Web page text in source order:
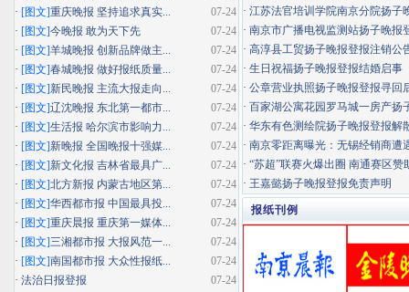
· 江苏法官培训学院南京分院扬子
· 南京市广播电视监测站扬子晚报
· 高淳县工贸扬子晚报登报注销公
· 生日祝福扬子晚报登报结婚启事
· 公章营业执照扬子晚报登报寻回
· 百家湖公寓花园罗马城一房产扬
· 华东有色测绘院扬子晚报登报解
· 南京零距离曝光：无锡经销商遭
· “苏超”联赛火爆出圈 南通赛区赞
· 王嘉懿扬子晚报登报免责声明
报纸刊例
07-24
· [图文]重庆晚报 坚持追求真实...
07-24
· [图文]今晚报 敢为天下先
07-24
· [图文]羊城晚报 创新品牌做主...
07-24
· [图文]春城晚报 做好报纸质量...
07-24
· [图文]新民晚报 主流大报走向...
07-24
· [图文]辽沈晚报 东北第一都市...
07-24
· [图文]生活报 哈尔滨市影响力...
07-24
· [图文]新晚报 全国晚报十强媒...
07-24
· [图文]新文化报 吉林省最具广...
07-24
· [图文]北方新报 内蒙古地区第...
07-24
· [图文]华西都市报 中国最具投...
07-24
· [图文]重庆晨报 重庆第一媒体...
07-24
· [图文]三湘都市报 大报风范一...
07-24
· [图文]南国都市报 大众性报纸...
07-24
· 法治日报登报